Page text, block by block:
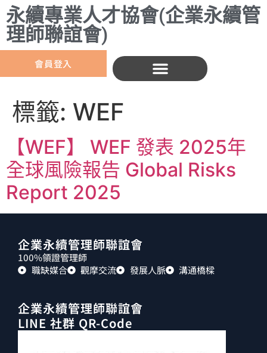
永續專業人才協會(企業永續管
理師聯誼會)
會員登入
標籤: WEF
【WEF】 WEF 發表 2025年
全球風險報告 Global Risks
Report 2025
企業永續管理師聯誼會
100%領證管理師
職缺媒合
觀摩交流 發展人脈 溝通橋樑
企業永續管理師聯誼會
LINE 社群 QR-Code